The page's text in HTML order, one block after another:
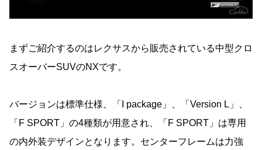
まずご紹介するのはレクサスから販売されている中型クロ
スオーバーSUVのNXです。
バージョンは標準仕様、「I package」、「Version L」、
「F SPORT」の4種類が用意され、「F SPORT」は専用
の内外装デザインとなります。センターフレームは力強